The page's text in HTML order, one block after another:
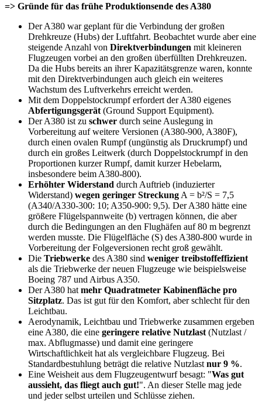
=> Gründe für das frühe Produktionsende des A380
Der A380 war geplant für die Verbindung der großen
Drehkreuze (Hubs) der Luftfahrt. Beobachtet wurde aber eine
steigende Anzahl von Direktverbindungen mit kleineren
Flugzeugen vorbei an den großen überfüllten Drehkreuzen.
Da die Hubs bereits an ihrer Kapazitätsgrenze waren, konnte
mit den Direktverbindungen auch gleich ein weiteres
Wachstum des Luftverkehrs erreicht werden.
Mit dem Doppelstockrumpf erfordert der A380 eigenes
Abfertigungsgerät (Ground Support Equipment).
Der A380 ist zu schwer durch seine Auslegung in
Vorbereitung auf weitere Versionen (A380-900, A380F),
durch einen ovalen Rumpf (ungünstig als Druckrumpf) und
durch ein großes Leitwerk (durch Doppelstockrumpf in den
Proportionen kurzer Rumpf, damit kurzer Hebelarm,
insbesondere beim A380-800).
Erhöhter Widerstand durch Auftrieb (induzierter
Widerstand) wegen geringer Streckung A = b²/S = 7,5
(A340/A330-300: 10; A350-900: 9,5). Der A380 hätte eine
größere Flügelspannweite (b) vertragen können, die aber
durch die Bedingungen an den Flughäfen auf 80 m begrenzt
werden musste. Die Flügelfläche (S) des A380-800 wurde in
Vorbereitung der Folgeversionen recht groß gewählt.
Die Triebwerke des A380 sind weniger treibstoffeffizient
als die Triebwerke der neuen Flugzeuge wie beispielsweise
Boeing 787 und Airbus A350.
Der A380 hat mehr Quadratmeter Kabinenfläche pro
Sitzplatz. Das ist gut für den Komfort, aber schlecht für den
Leichtbau.
Aerodynamik, Leichtbau und Triebwerke zusammen ergeben
eine A380, die eine geringere relative Nutzlast (Nutzlast /
max. Abflugmasse) und damit eine geringere
Wirtschaftlichkeit hat als vergleichbare Flugzeug. Bei
Standardbestuhlung beträgt die relative Nutzlast nur 9 %.
Eine Weisheit aus dem Flugzeugentwurf besagt: "Was gut
aussieht, das fliegt auch gut!". An dieser Stelle mag jede
und jeder selbst urteilen und Schlüsse ziehen.